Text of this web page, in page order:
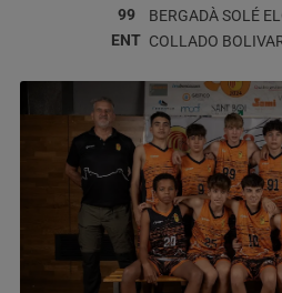
99
BERGADÀ SOLÉ
ENT COLLADO